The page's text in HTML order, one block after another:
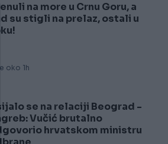
na more u Crnu Goru, a
su stigli na prelaz, ostali u
Prije oko 1h
se na relaciji Beograd -
Vučić brutalno
hrvatskom ministru